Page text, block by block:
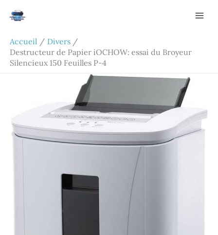
Accueil
Divers
Destructeur de Papier iOCHOW: essai du Broyeur
Silencieux 150 Feuilles P-4
Rechercher